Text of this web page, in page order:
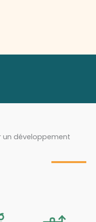
un développement